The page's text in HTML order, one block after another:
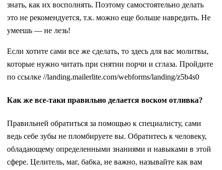
знать, как их восполнять. Поэтому самостоятельно делать
это не рекомендуется, т.к. можно еще больше навредить. Не
умеешь — не лезь!
Если хотите сами все же сделать, то здесь для вас молитвы,
которые нужно читать при снятии порчи и сглаза. Пройдите
по ссылке //landing.mailerlite.com/webforms/landing/z5b4s0
Как же все-таки правильно делается воском отливка?
Правильней обратиться за помощью к специалисту, сами
ведь себе зубы не пломбируете вы. Обратитесь к человеку,
обладающему определенными знаниями и навыками в этой
сфере. Целитель, маг, бабка, не важно, называйте как вам